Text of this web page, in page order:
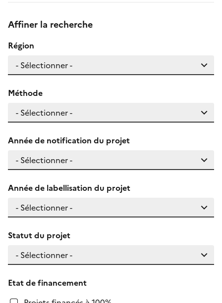
Affiner la recherche
Région
Méthode
Année de notification du projet
Année de labellisation du projet
Statut du projet
Etat de financement